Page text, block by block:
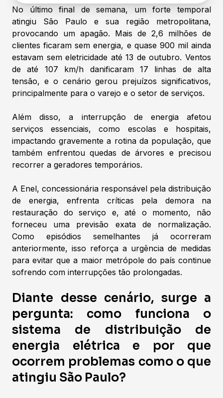
No último final de semana, um forte temporal
atingiu São Paulo e sua região metropolitana,
provocando um apagão. Mais de 2,6 milhões de
clientes ficaram sem energia, e quase 900 mil ainda
estavam sem eletricidade até 13 de outubro. Ventos
de até 107 km/h danificaram 17 linhas de alta
tensão, e o cenário gerou prejuízos significativos,
principalmente para o varejo e o setor de serviços.
Além disso, a interrupção de energia afetou
serviços essenciais, como escolas e hospitais,
impactando gravemente a rotina da população, que
também enfrentou quedas de árvores e precisou
recorrer a geradores temporários.
A Enel, concessionária responsável pela distribuição
de energia, enfrenta críticas pela demora na
restauração do serviço e, até o momento, não
forneceu uma previsão exata de normalização.
Como episódios semelhantes já ocorreram
anteriormente, isso reforça a urgência de medidas
para evitar que a maior metrópole do país continue
sofrendo com interrupções tão prolongadas.
Diante desse cenário, surge a
pergunta: como funciona o
sistema de distribuição de
energia elétrica e por que
ocorrem problemas como o que
atingiu São Paulo?